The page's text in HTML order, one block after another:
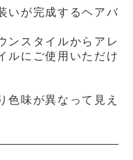
いが完成するヘアバ
ンスタイルからアレ
ルにご使用いただけ
味が異なって見え